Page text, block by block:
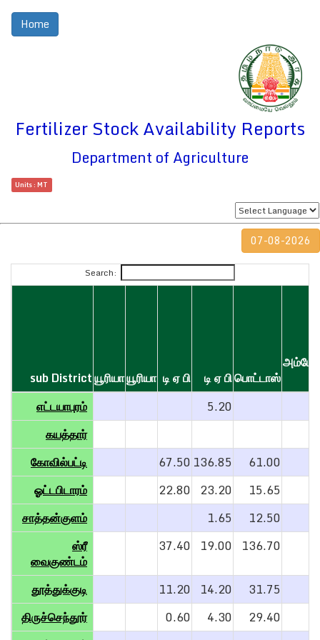
Home
Fertilizer Stock Availability Reports
Department of Agriculture
Units : MT
07-08-2026
Search:
sub Districtயூரியாயூரியா டி ஏ பி டி ஏ பிபொட்டாஸ்
sub District
டி ஏ பி
எட்டயாபுரம்
5.20
கயத்தார்
கோவில்பட்டி
67.50 136.85
61.00
ஓட்டபிடாரம்
22.80 23.20
15.65
சாத்தன்குளம்
1.65
12.50
ஸ்ரீ
வைகுண்டம்
37.40 19.00 136.70
தூத்துக்குடி 11.20 14.20
31.75
திருச்செந்தூர்
0.60 4.30
29.40
sub District
எட்டயாபுரம்
கயத்தார்
கோவில்பட்டி
ஓட்டபிடாரம்
சாத்தன்குளம்
ஸ்ரீ
வைகுண்டம்
தூத்துக்குடி
திருச்செந்தூர்